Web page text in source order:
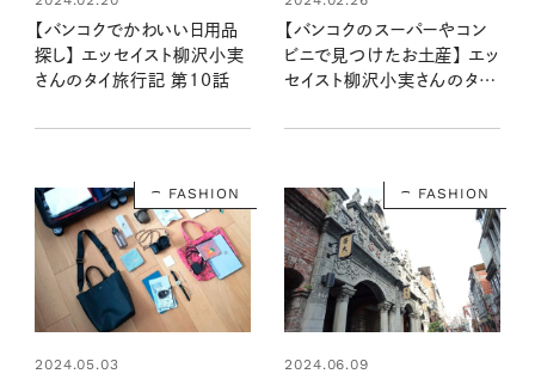
【バンコクでかわいい日用品
探し】 エッセイスト柳沢小実
さんのタイ旅行記 第10話
【バンコクのスーパーやコン
ビニで見つけたお土産】 エッ
セイスト柳沢小実さんのタイ
FASHION
2024.05.03
FASHION
2024.06.09